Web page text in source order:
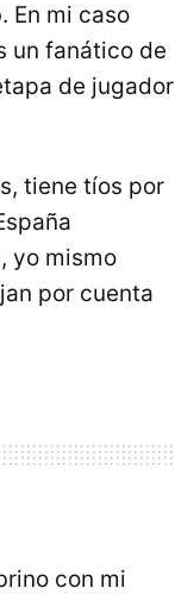
. En mi caso
un fanático de
de jugador
tiene tíos por
yo mismo
por cuenta
con mi